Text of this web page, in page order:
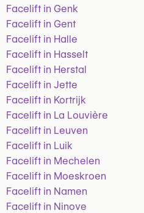
Facelift in Genk
Facelift in Gent
Facelift in Halle
Facelift in Hasselt
Facelift in Herstal
Facelift in Jette
Facelift in Kortrijk
Facelift in La Louvière
Facelift in Leuven
Facelift in Luik
Facelift in Mechelen
Facelift in Moeskroen
Facelift in Namen
Facelift in Ninove